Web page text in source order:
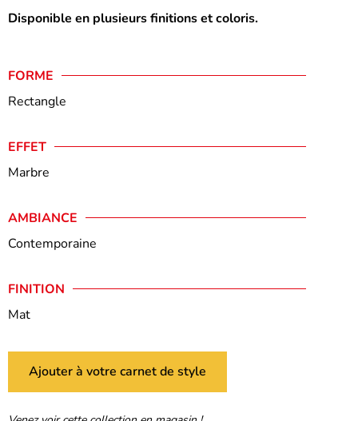
Disponible en plusieurs finitions et coloris.
FORME
Rectangle
EFFET
Marbre
AMBIANCE
Contemporaine
FINITION
Mat
Ajouter à votre carnet de style